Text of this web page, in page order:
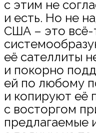
с этим не
и есть. Но не
США – это всё-
её сателлиты
и покорно
ей по любому
и копируют её
с восторгом
предлагаемые